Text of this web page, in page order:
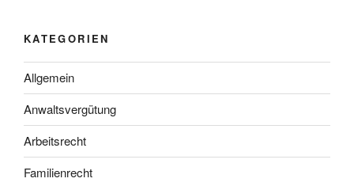
KATEGORIEN
Allgemein
Anwaltsvergütung
Arbeitsrecht
Familienrecht